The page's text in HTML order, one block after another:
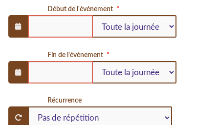
Début de l'événement
Fin de l'événement
Récurrence